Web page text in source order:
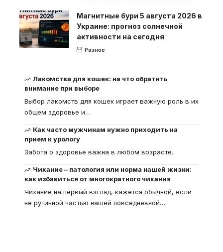
Магнитные бури 5 августа 2026 в
Украине: прогноз солнечной
активности на сегодня
Разное
Лакомства для кошек: на что обратить
внимание при выборе
Выбор лакомств для кошек играет важную роль в их
общем здоровье и…
Как часто мужчинам нужно приходить на
прием к урологу
Забота о здоровье важна в любом возрасте.
Чихание – патология или норма нашей жизни:
как избавиться от многократного чихания
Чихание на первый взгляд, кажется обычной, если
не рутинной частью нашей повседневной…